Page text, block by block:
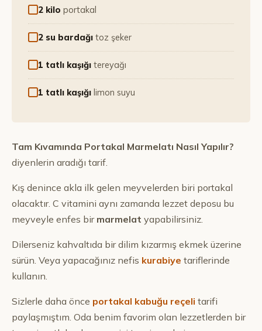
2 kilo portakal
2 su bardağı toz şeker
1 tatlı kaşığı tereyağı
1 tatlı kaşığı limon suyu
Tam Kıvamında Portakal Marmelatı Nasıl Yapılır?
diyenlerin aradığı tarif.
Kış denince akla ilk gelen meyvelerden biri portakal
olacaktır. C vitamini aynı zamanda lezzet deposu bu
meyveyle enfes bir marmelat yapabilirsiniz.
Dilerseniz kahvaltıda bir dilim kızarmış ekmek üzerine
sürün. Veya yapacağınız nefis kurabiye tariflerinde
kullanın.
Sizlerle daha önce portakal kabuğu reçeli tarifi
paylaşmıştım. Oda benim favorim olan lezzetlerden bir